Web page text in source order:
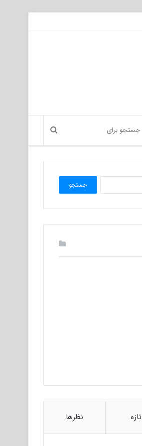
برای:
تازه نظرها